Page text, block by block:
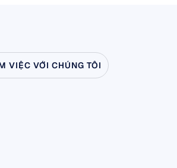
VIỆC VỚI CHÚNG TÔI